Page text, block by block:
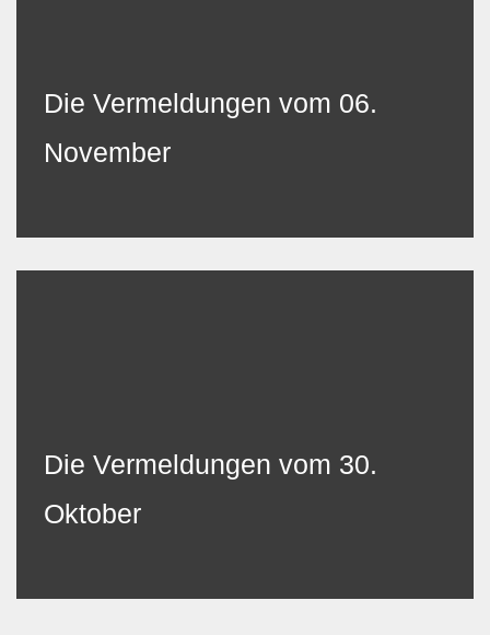
Die Vermeldungen vom 06.
November
Die Vermeldungen vom 30.
Oktober